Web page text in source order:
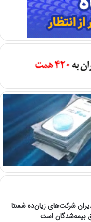
شرکت‌های زیان‌ده شستا
بیمه‌شدگان است